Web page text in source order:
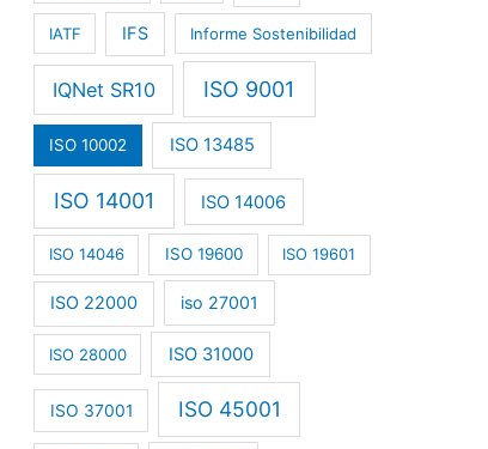
IATF IFS Informe Sostenibilidad
IQNet SR10 ISO 9001
ISO 10002 ISO 13485
ISO 14001 ISO 14006
ISO 14046 ISO 19600 ISO 19601
ISO 22000 iso 27001
ISO 28000 ISO 31000
ISO 37001 ISO 45001